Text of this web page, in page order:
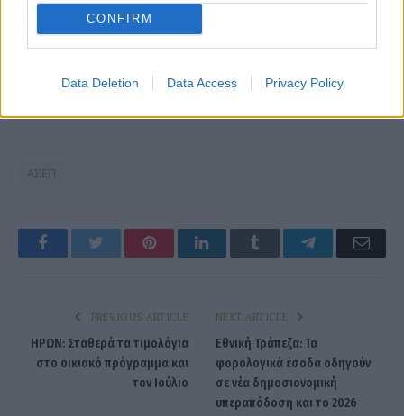
CONFIRM
Data Deletion Data Access Privacy Policy
ΑΣΕΠ
Facebook Twitter PinterestLinkedIn Tumblr Telegram
PREVIOUS ARTICLE
ΗΡΩΝ: Σταθερά τα τιμολόγια
στο οικιακό πρόγραμμα και
τον Ιούλιο
NEXT ARTICLE
Εθνική Τράπεζα: Τα
φορολογικά έσοδα οδηγούν
σε νέα δημοσιονομική
υπεραπόδοση και το 2026